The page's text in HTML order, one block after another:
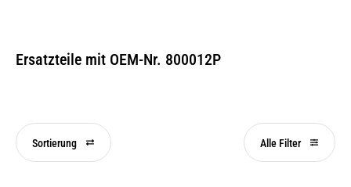
Ersatzteile mit OEM-Nr. 800012P
Sortierung Alle Filter